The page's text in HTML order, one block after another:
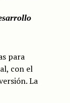
para
con el
La